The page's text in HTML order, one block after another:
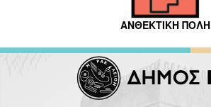
ΑΝΘΕΚΤΙΚΗ ΠΟΛΗ